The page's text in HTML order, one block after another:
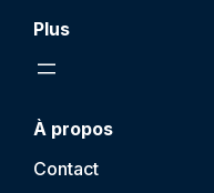
Plus
À propos
Contact